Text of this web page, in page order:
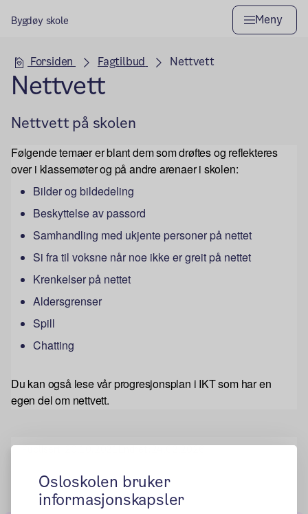
Osloskolen bruker
informasjonskapsler
Bygdøy skole Meny
Hovedseksjon
Forsiden Fagtilbud Nettvett
Nettvett
Nettvett på skolen
Følgende temaerer blant dem somdrøftes og reflekteres
over i klassemøter og på andre arenaer i skolen:
Bilder og bildedeling
Beskyttelse av passord
Samhandling med ukjente personer på nettet
Si fra til voksne når noe ikke er greit på nettet
Krenkelser på nettet
Aldersgrenser
Spill
Chatting
Du kan også lese vår progresjonsplan i IKT som har en
egen del om nettvett.
Publisert:20.10.2021Endret:24.02.2026